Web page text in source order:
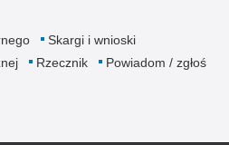
Skargi i wnioski
Rzecznik
Powiadom / zgłoś